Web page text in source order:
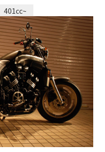
401cc~